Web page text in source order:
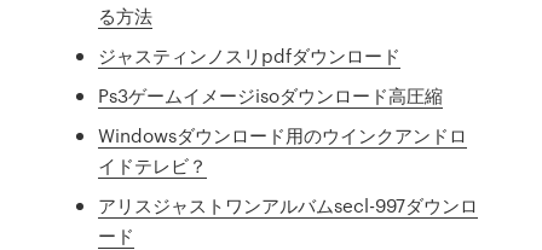
る方法
ジャスティンノスリpdfダウンロード
Ps3ゲームイメージisoダウンロード高圧縮
Windowsダウンロード用のウインクアンドロ
イドテレビ？
アリスジャストワンアルバムsecl-997ダウンロ
ード